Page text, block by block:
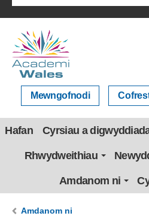
Mewngofnodi
Hafan Cyrsiau a
Rhwydweithiau
Amdanom ni
Amdanom ni